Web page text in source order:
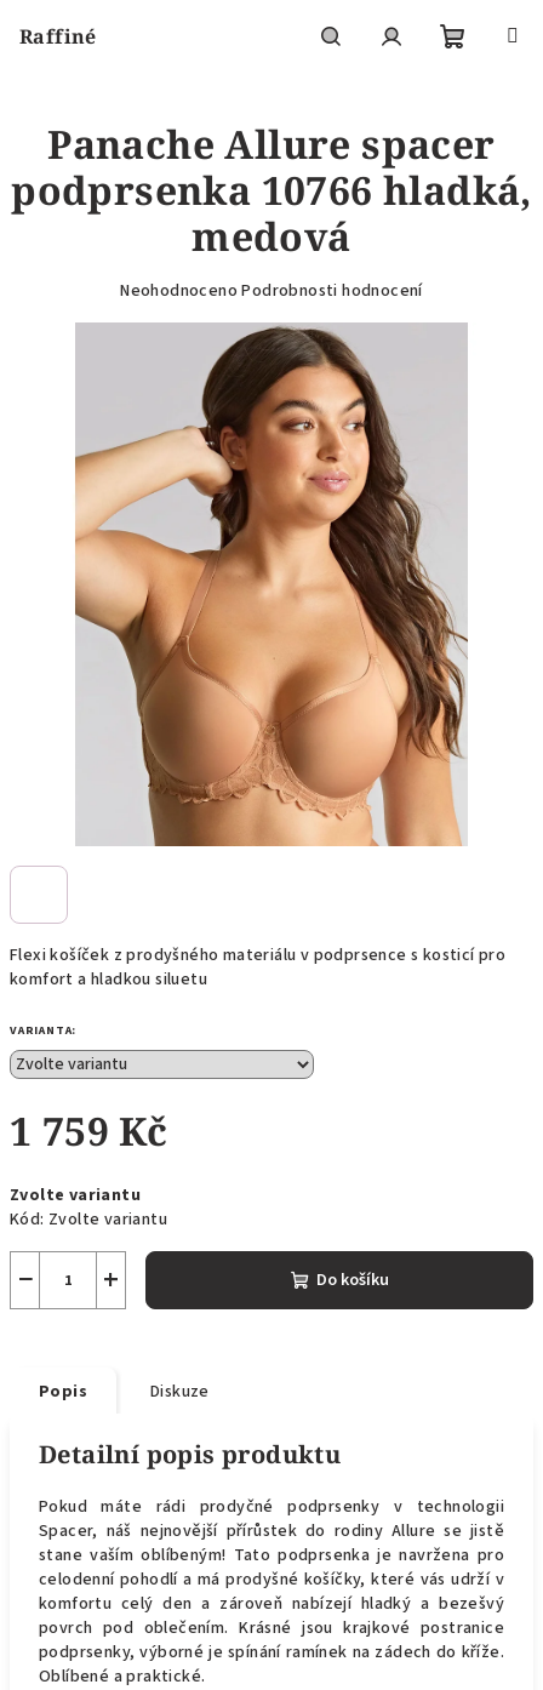
Raffiné
košík
Flexi košíček z prodyšného materiálu v podprsence s kosticí pro
komfort a hladkou siluetu
VARIANTA:
1 759 Kč
cena:
Zvolte variantu
Kód: Zvolte variantu
+
− Do košíku
Panache Allure spacer
podprsenka 10766 hladká,
medová
Průměrné
hvězdiček.
Neohodnoceno Podrobnosti hodnocení
Popis Diskuze
Detailní popis produktu
Pokud máte rádi prodyčné podprsenky v technologii
Spacer, náš nejnovější přírůstek do rodiny Allure se jistě
stane vaším oblíbeným! Tato podprsenka je navržena pro
celodenní pohodlí a má prodyšné košíčky, které vás udrží v
komfortu celý den a zároveň nabízejí hladký a bezešvý
povrch pod oblečením. Krásné jsou krajkové postranice
podprsenky, výborné je spínání ramínek na zádech do kříže.
Oblíbené a praktické.